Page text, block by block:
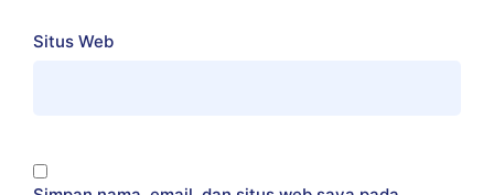
Situs Web